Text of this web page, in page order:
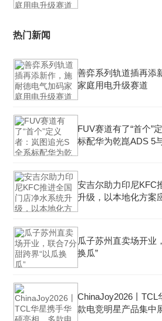
热门新闻
善弈系列轨道插再添
家庭用电升级赛道
FUV赛道有了“首个”
标配华为乾崑ADS 5
安吉尔助力印尼KFC
升级，以本地化方案
瓜子苏州直卖场开业
换瓜”
ChinaJoy2026丨TCL
款电竞明星产品集中